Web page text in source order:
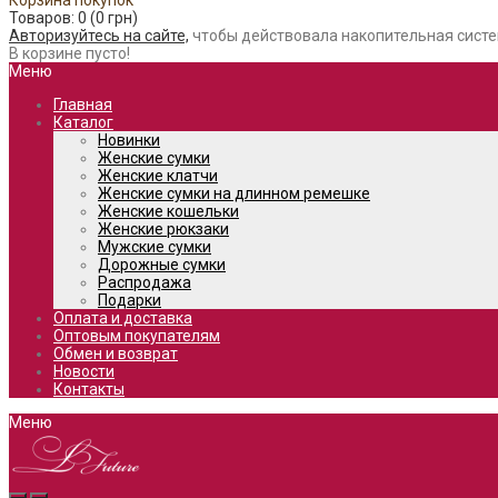
Товаров: 0 (0 грн)
Авторизуйтесь на сайте, чтобы действовала накопительная
В корзине пусто!
Меню
Главная
Каталог
Новинки
Женские сумки
Женские клатчи
Женские сумки на длинном ремешке
Женские кошельки
Женские рюкзаки
Мужские сумки
Дорожные сумки
Распродажа
Подарки
Оплата и доставка
Оптовым покупателям
Обмен и возврат
Новости
Контакты
Меню